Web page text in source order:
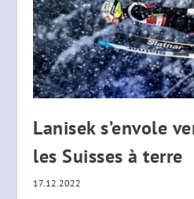
Lanisek s’envole
les Suisses à terre
17.12.2022